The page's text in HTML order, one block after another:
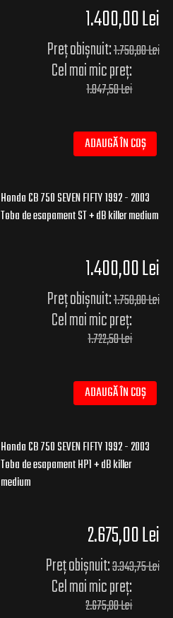
1.400,00 Lei
Preț obișnuit:1.750,00 Lei
Cel mai mic preț:
1.847,50 Lei
ADAUGĂ ÎN COȘ
Honda CB 750 SEVEN FIFTY 1992 - 2003
Toba de esapament ST + dB killer medium
1.400,00 Lei
Preț obișnuit:1.750,00 Lei
Cel mai mic preț:
1.722,50 Lei
ADAUGĂ ÎN COȘ
Honda CB 750 SEVEN FIFTY 1992 - 2003
Toba de esapament HP1 + dB killer
medium
2.675,00 Lei
Preț obișnuit:3.343,75 Lei
Cel mai mic preț:
2.675,00 Lei